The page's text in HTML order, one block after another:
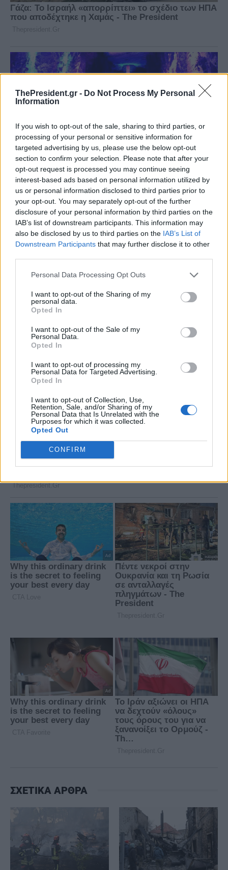
ThePresident.gr - Do Not Process My Personal
Information
If you wish to opt-out of the sale, sharing to third parties, or
processing of your personal or sensitive information for
targeted advertising by us, please use the below opt-out
section to confirm your selection. Please note that after your
opt-out request is processed you may continue seeing
interest-based ads based on personal information utilized by
us or personal information disclosed to third parties prior to
your opt-out. You may separately opt-out of the further
disclosure of your personal information by third parties on the
IAB’s list of downstream participants. This information may
also be disclosed by us to third parties on the IAB’s List of
Downstream Participants that may further disclose it to other
Personal Data Processing Opt Outs
I want to opt-out of the Sharing of my
personal data.
Opted In
I want to opt-out of the Sale of my
Personal Data.
Opted In
I want to opt-out of processing my
Personal Data for Targeted Advertising.
Opted In
I want to opt-out of Collection, Use,
Retention, Sale, and/or Sharing of my
Personal Data that Is Unrelated with the
Purposes for which it was collected.
Opted Out
CONFIRM
ΣΧΕΤΙΚΑ ΑΡΘΡΑ